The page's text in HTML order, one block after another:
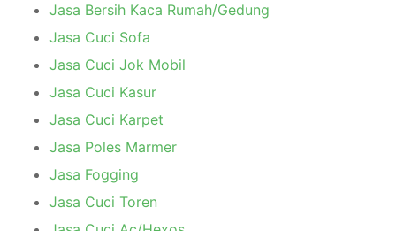
Jasa Bersih Kaca Rumah/Gedung
Jasa Cuci Sofa
Jasa Cuci Jok Mobil
Jasa Cuci Kasur
Jasa Cuci Karpet
Jasa Poles Marmer
Jasa Fogging
Jasa Cuci Toren